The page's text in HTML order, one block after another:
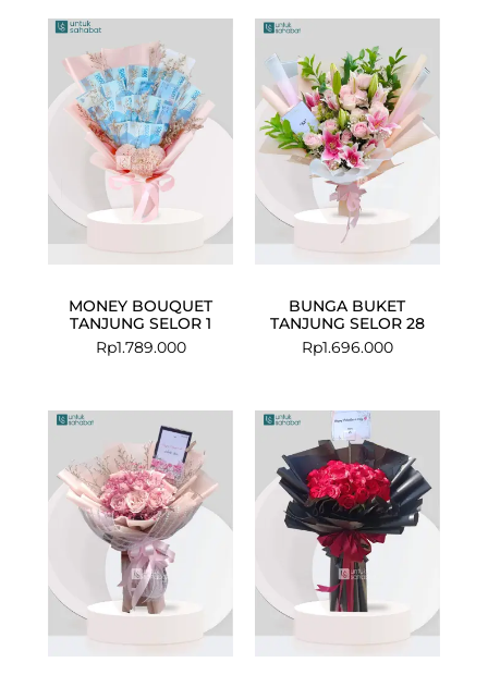
MONEY BOUQUET
TANJUNG SELOR 1
Rp1.789.000
BUNGA BUKET
TANJUNG SELOR 28
Rp1.696.000